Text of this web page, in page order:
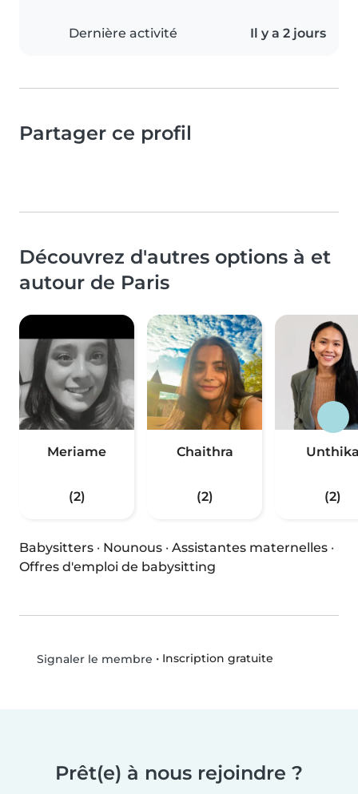
Dernière activité Il y a 2 jours
Partager ce profil
Découvrez d'autres options à et
autour de Paris
Meriame
(2)
Chaithra
(2) (2)
Babysitters · Nounous · Assistantes maternelles ·
Offres d'emploi de babysitting
Signaler le membre • Inscription gratuite
Prêt(e) à nous rejoindre ?